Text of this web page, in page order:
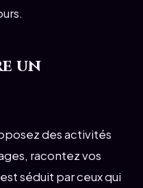
un
des activités
racontez vos
séduit par ceux qui